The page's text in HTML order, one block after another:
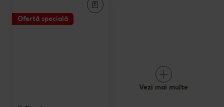
Ofertă specială
Vezi mai multe